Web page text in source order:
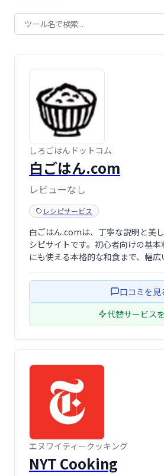
しろごはんドットコム
白ごはん.com
レビューなし
レシピサービス
白ごはん.comは、丁寧な説明と美
シピサイトです。初心者向けの基
にも使える本格的な和食まで、幅
すすめです。
口コミを見
代替サービス
エヌワイティークッキング
NYT Cooking